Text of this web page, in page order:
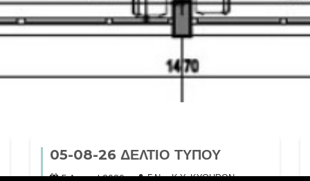
05-08-26 ΔΕΛΤΙΟ ΤΥΠΟΥ
5 August 2026 Γ.Ν. - Κ.Υ. ΚΥΘΗΡΩΝ